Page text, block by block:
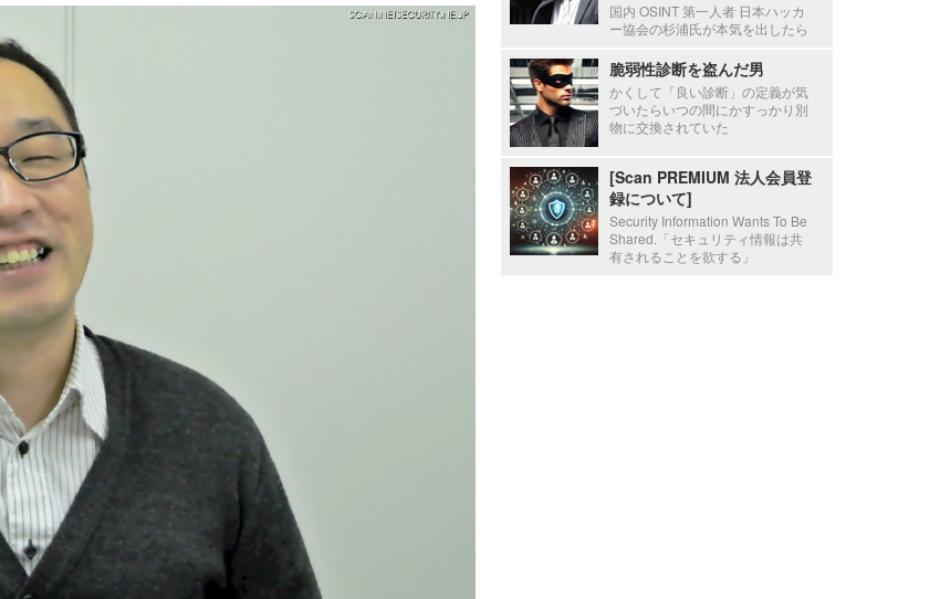
国内 OSINT 第一人者 日本ハッカ
ー協会の杉浦氏が本気を出したら
脆弱性診断を盗んだ男
かくして「良い診断」の定義が気
づいたらいつの間にかすっかり別
物に交換されていた
[Scan PREMIUM 法人会員登
録について]
Security Information Wants To Be
Shared.「セキュリティ情報は共
有されることを欲する」